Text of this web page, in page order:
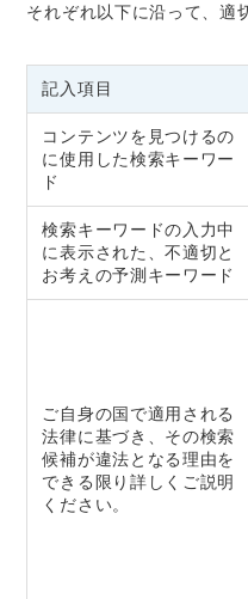
それぞれ以下に沿って、適
記入項目
コンテンツを見つけるの
に使用した検索キーワー
ド
検索キーワードの入力中
に表示された、不適切と
お考えの予測キーワード
ご自身の国で適用される
法律に基づき、その検索
候補が違法となる理由を
できる限り詳しくご説明
ください。